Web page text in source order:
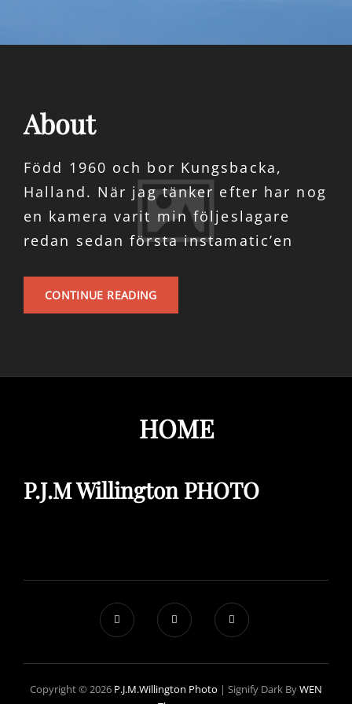
About
Född 1960 och bor Kungsbacka,
Halland. När jag tänker efter har nog
en kamera varit min följeslagare
redan sedan första instamatic’en
CONTINUE READINGABOUT
HOME
P.J.M Willington PHOTO
Copyright © 2026 P.J.M.Willington Photo | Signify Dark ByWEN